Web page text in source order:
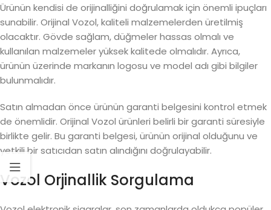
Ürünün kendisi de orijinalliğini doğrulamak için önemli ipuçları
sunabilir. Orijinal Vozol, kaliteli malzemelerden üretilmiş
olacaktır. Gövde sağlam, düğmeler hassas olmalı ve
kullanılan malzemeler yüksek kalitede olmalıdır. Ayrıca,
ürünün üzerinde markanın logosu ve model adı gibi bilgiler
bulunmalıdır.
Satın almadan önce ürünün garanti belgesini kontrol etmek
de önemlidir. Orijinal Vozol ürünleri belirli bir garanti süresiyle
birlikte gelir. Bu garanti belgesi, ürünün orijinal olduğunu ve
yetkili bir satıcıdan satın alındığını doğrulayabilir.
Vozol Orjinallik Sorgulama